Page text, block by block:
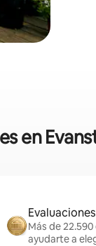
en
Más de
ayudarte a